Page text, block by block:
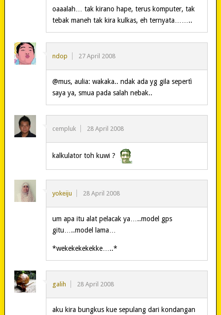
oaaalah… tak kirano hape, terus komputer, tak
tebak maneh tak kira kulkas, eh ternyata……..
ndop 27 April 2008
@mus, aulia: wakaka.. ndak ada yg gila sepertì
saya ya, smua pada salah nebak..
cempluk 28 April 2008
kalkulator toh kuwi ?
yokeiju 28 April 2008
um apa itu alat pelacak ya…..model gps
gitu…..model lama…
*wekekekekekke…..*
galih 28 April 2008
aku kira bungkus kue sepulang dari kondangan